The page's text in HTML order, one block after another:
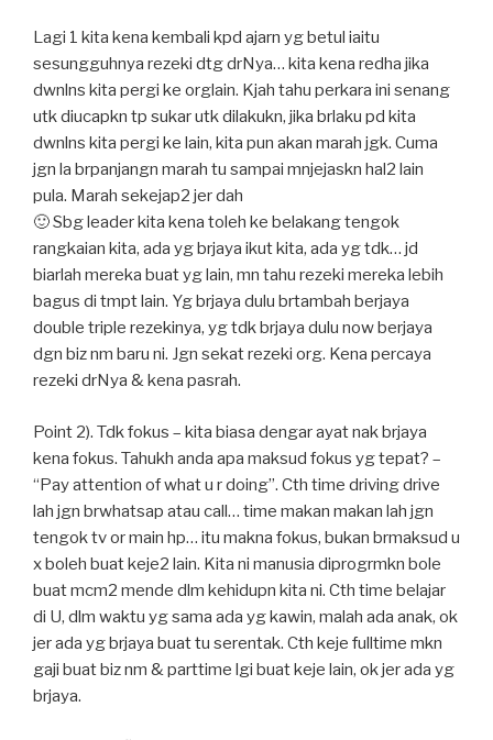
Lagi 1 kita kena kembali kpd ajarn yg betul iaitu
sesungguhnya rezeki dtg drNya… kita kena redha jika
dwnlns kita pergi ke orglain. Kjah tahu perkara ini senang
utk diucapkn tp sukar utk dilakukn, jika brlaku pd kita
dwnlns kita pergi ke lain, kita pun akan marah jgk. Cuma
jgn la brpanjangn marah tu sampai mnjejaskn hal2 lain
pula. Marah sekejap2 jer dah
🙂Sbg leader kita kena toleh ke belakang tengok
rangkaian kita, ada yg brjaya ikut kita, ada yg tdk… jd
biarlah mereka buat yg lain, mn tahu rezeki mereka lebih
bagus di tmpt lain. Yg brjaya dulu brtambah berjaya
double triple rezekinya, yg tdk brjaya dulu now berjaya
dgn biz nm baru ni. Jgn sekat rezeki org. Kena percaya
rezeki drNya & kena pasrah.
Point 2). Tdk fokus – kita biasa dengar ayat nak brjaya
kena fokus. Tahukh anda apa maksud fokus yg tepat? –
“Pay attention of what u r doing”. Cth time driving drive
lah jgn brwhatsap atau call… time makan makan lah jgn
tengok tv or main hp… itu makna fokus, bukan brmaksud u
x boleh buat keje2 lain. Kita ni manusia diprogrmkn bole
buat mcm2 mende dlm kehidupn kita ni. Cth time belajar
di U, dlm waktu yg sama ada yg kawin, malah ada anak, ok
jer ada yg brjaya buat tu serentak. Cth keje fulltime mkn
gaji buat biz nm & parttime lgi buat keje lain, ok jer ada yg
brjaya.